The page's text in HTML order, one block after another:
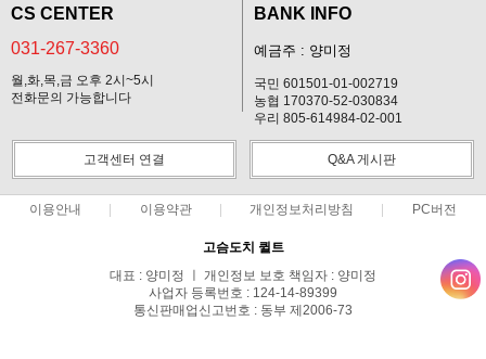
CS CENTER
031-267-3360
월,화,목,금 오후 2시~5시
전화문의 가능합니다
BANK INFO
예금주 : 양미정
국민 601501-01-002719
농협 170370-52-030834
우리 805-614984-02-001
고객센터 연결 Q&A 게시판
이용안내 이용약관 개인정보처리방침 PC버전
고슴도치 퀼트
대표 : 양미정 ㅣ 개인정보 보호 책임자 : 양미정
사업자 등록번호 : 124-14-89399
통신판매업신고번호 : 동부 제2006-73